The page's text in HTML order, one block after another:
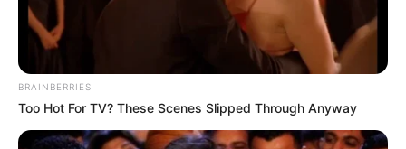
BRAINBERRIES
Too Hot For TV? These Scenes Slipped Through Anyway